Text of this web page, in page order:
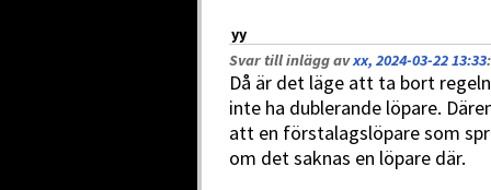
yy
Svar till inlägg avxx, 2024-03-22 13:33:
Då är det läge att ta bort
inte ha dublerande löpare.
att en förstalagslöpare som
om det saknas en löpare där.